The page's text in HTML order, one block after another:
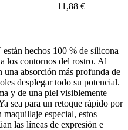
11,88 €
hechos 100 % de silicona
los contornos del rostro. Al
una absorción más profunda de
desplegar todo su potencial.
y de una piel visiblemente
sea para un retoque rápido por
maquillaje especial, estos
las líneas de expresión e